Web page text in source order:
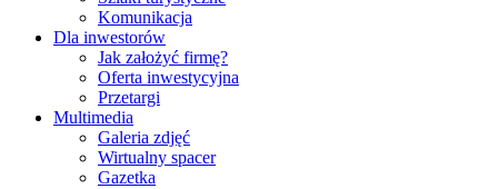
Komunikacja
Dla inwestorów
Jak założyć firmę?
Oferta inwestycyjna
Przetargi
Multimedia
Galeria zdjęć
Wirtualny spacer
Gazetka